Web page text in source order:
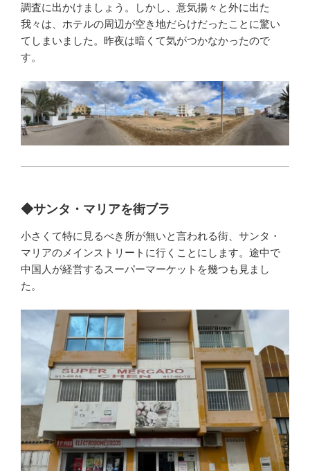
調査に出かけましょう。しかし、意気揚々と外に出た
我々は、ホテルの周辺が空き地だらけだったことに驚い
てしまいました。昨夜は暗くて気がつかなかったので
す。
◆サンタ・マリアを街ブラ
小さくて特に見るべき所が無いと言われる街、サンタ・
マリアのメインストリートに行くことにします。途中で
中国人が経営するスーパーマーケットを幾つも見まし
た。